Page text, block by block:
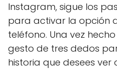
Instagram, sigue los
para activar la opción
teléfono. Una vez
gesto de tres dedos
historia que desees ver